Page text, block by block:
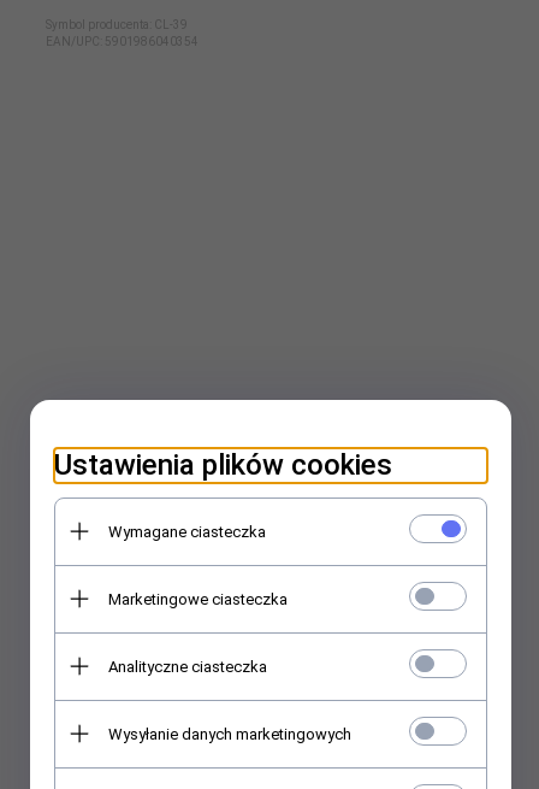
Symbol producenta: CL-39
EAN/UPC: 5901986040354
Ustawienia plików cookies
Wymagane ciasteczka
Marketingowe ciasteczka
Analityczne ciasteczka
Wysyłanie danych marketingowych